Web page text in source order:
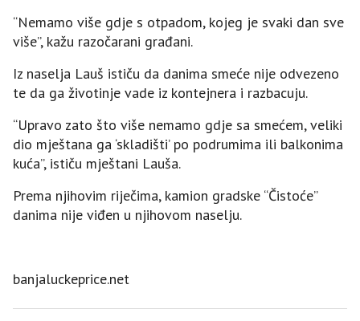
“Nemamo više gdje s otpadom, kojeg je svaki dan sve
više”, kažu razočarani građani.
Iz naselja Lauš ističu da danima smeće nije odvezeno
te da ga životinje vade iz kontejnera i razbacuju.
“Upravo zato što više nemamo gdje sa smećem, veliki
dio mještana ga ‘skladišti’ po podrumima ili balkonima
kuća”, ističu mještani Lauša.
Prema njihovim riječima, kamion gradske “Čistoće”
danima nije viđen u njihovom naselju.
banjaluckeprice.net